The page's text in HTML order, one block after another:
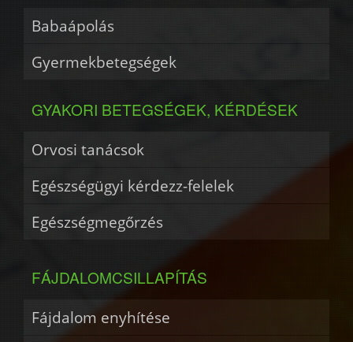
Babaápolás
Gyermekbetegségek
GYAKORI BETEGSÉGEK, KÉRDÉSEK
Orvosi tanácsok
Egészségügyi kérdezz-felelek
Egészségmegőrzés
FÁJDALOMCSILLAPÍTÁS
Fájdalom enyhítése